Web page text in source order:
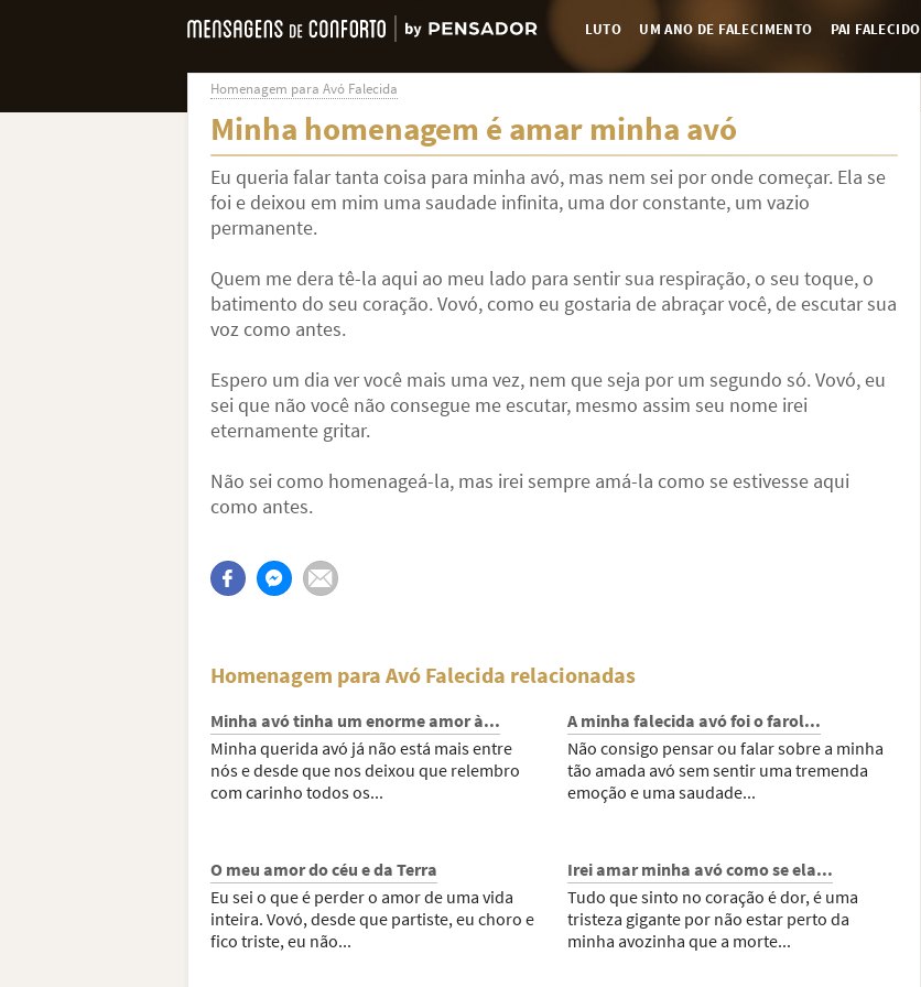
LUTO UM ANO DE FALECIMENTO PAI FALECIDO
Homenagem para Avó Falecida
Minha homenagem é amar minha avó
Eu queria falar tanta coisa para minha avó, mas nem sei por onde começar. Ela se
foi e deixou em mim uma saudade infinita, uma dor constante, um vazio
permanente.
Quem me dera tê-la aqui ao meu lado para sentir sua respiração, o seu toque, o
batimento do seu coração. Vovó, como eu gostaria de abraçar você, de escutar sua
voz como antes.
Espero um dia ver você mais uma vez, nem que seja por um segundo só. Vovó, eu
sei que não você não consegue me escutar, mesmo assim seu nome irei
eternamente gritar.
Não sei como homenageá-la, mas irei sempre amá-la como se estivesse aqui
como antes.
Homenagem para Avó Falecida relacionadas
Minha avó tinha um enorme amor à...
Minha querida avó já não está mais entre
nós e desde que nos deixou que relembro
com carinho todos os...
A minha falecida avó foi o farol...
Não consigo pensar ou falar sobre a minha
tão amada avó sem sentir uma tremenda
emoção e uma saudade...
O meu amor do céu e da Terra
Eu sei o que é perder o amor de uma vida
inteira. Vovó, desde que partiste, eu choro e
fico triste, eu não...
Irei amar minha avó como se ela...
Tudo que sinto no coração é dor, é uma
tristeza gigante por não estar perto da
minha avozinha que a morte...